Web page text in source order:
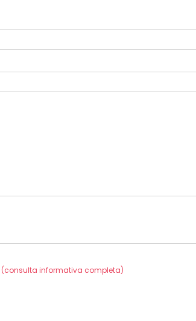
(consulta informativa completa)